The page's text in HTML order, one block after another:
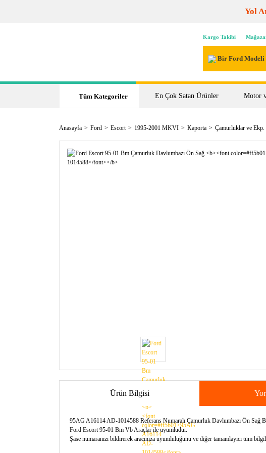
Yol
Kargo Takibi
Bir Ford Modeli
Tüm Kategoriler En Çok Satan Ürünler Motor
Anasayfa Ford Escort 1995-2001 MKVI Kaporta Çamurluklar ve Ekp.
Ürün Bilgisi
95AG A16114 AD-1014588 Referans Numaralı Çamurluk Davlumbazı Ön Sağ
Ford Escort 95-01 Bm Vb Araçlar ile uyumludur.
Şase numaranızı bildirerek aracınıza uyumluluğunu ve diğer tamamlayıcı tüm